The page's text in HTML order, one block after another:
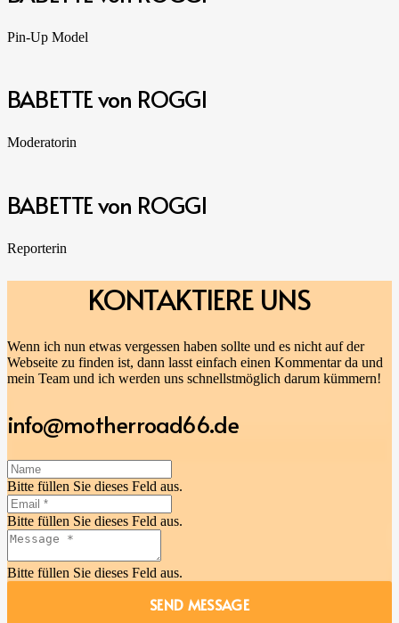
Pin-Up Model
BABETTE von ROGGI
Moderatorin
BABETTE von ROGGI
Reporterin
KONTAKTIERE UNS
Wenn ich nun etwas vergessen haben sollte und es nicht auf der
Webseite zu finden ist, dann lasst einfach einen Kommentar da und
mein Team und ich werden uns schnellstmöglich darum kümmern!
info@motherroad66.de
Bitte füllen Sie dieses Feld aus.
Bitte füllen Sie dieses Feld aus.
Bitte füllen Sie dieses Feld aus.
SEND MESSAGE